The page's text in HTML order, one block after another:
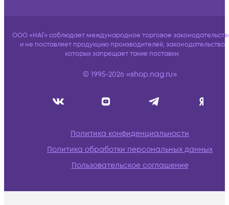
ООО «НАГ» соблюдает международное торговое
и не поставляет продукцию производителей, законодательство
которых запрещает такие поставки.
© 1995-2026 «shop.nag.ru»
Политика конфиденциальности
Политика обработки персональных данных
Пользовательское соглашение